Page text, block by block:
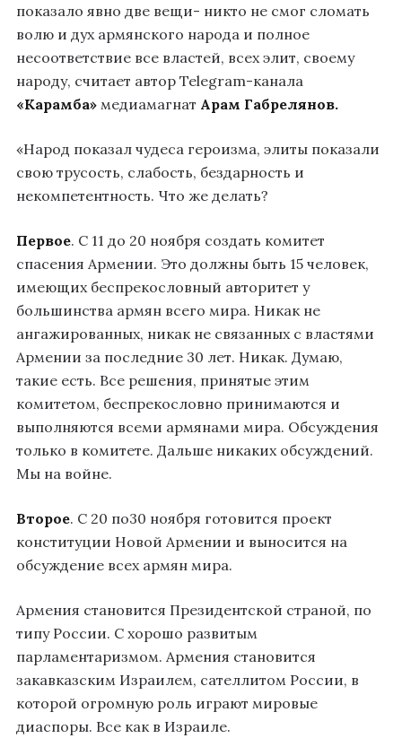
показало явно две вещи- никто не смог сломать
волю и дух армянского народа и полное
несоответствие все властей, всех элит, своему
народу, считает автор Telegram-канала
«Карамба» медиамагнат Арам Габрелянов.
«Народ показал чудеса героизма, элиты показали
свою трусость, слабость, бездарность и
некомпетентность. Что же делать?
Первое. С 11 до 20 ноября создать комитет
спасения Армении. Это должны быть 15 человек,
имеющих беспрекословный авторитет у
большинства армян всего мира. Никак не
ангажированных, никак не связанных с властями
Армении за последние 30 лет. Никак. Думаю,
такие есть. Все решения, принятые этим
комитетом, беспрекословно принимаются и
выполняются всеми армянами мира. Обсуждения
только в комитете. Дальше никаких обсуждений.
Мы на войне.
Второе. С 20 по30 ноября готовится проект
конституции Новой Армении и выносится на
обсуждение всех армян мира.
Армения становится Президентской страной, по
типу России. С хорошо развитым
парламентаризмом. Армения становится
закавказским Израилем, сателлитом России, в
которой огромную роль играют мировые
диаспоры. Все как в Израиле.